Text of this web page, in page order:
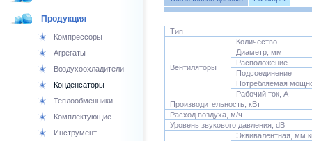
Продукция
Компрессоры
Агрегаты
Воздухоохладители
Конденсаторы
Теплообменники
Комплектующие
Инструмент
Тип
Вентиляторы
Количество
Диаметр, мм
Расположение
Подсоединение
Потребляемая
Рабочий ток, А
Производительность, кВт
Расход воздуха, м/ч
Уровень звукового давления, dB
Эквивалентная,